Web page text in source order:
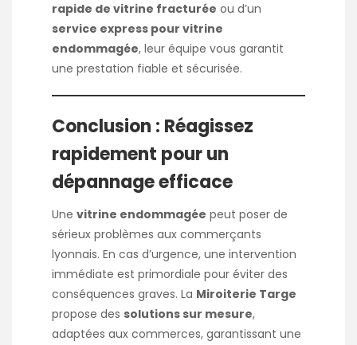
rapide de vitrine fracturée ou d’un
service express pour vitrine
endommagée, leur équipe vous garantit
une prestation fiable et sécurisée.
Conclusion : Réagissez
rapidement pour un
dépannage efficace
Une vitrine endommagée peut poser de
sérieux problèmes aux commerçants
lyonnais. En cas d’urgence, une intervention
immédiate est primordiale pour éviter des
conséquences graves. La Miroiterie Targe
propose des solutions sur mesure,
adaptées aux commerces, garantissant une